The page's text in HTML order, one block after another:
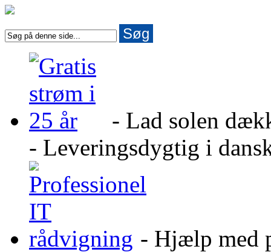
Søg
- Lad solen
- Leveringsdygtig i
- Hjælp med